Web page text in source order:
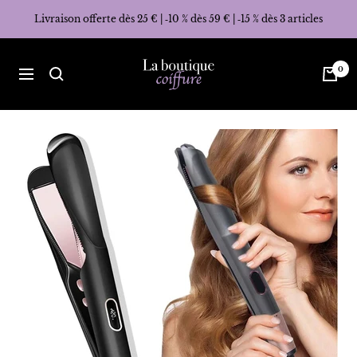
Livraison offerte dès 25 € | ‑10 % dès 59 € | ‑15 % dès 3 articles
Navigation
La
Boutique
0